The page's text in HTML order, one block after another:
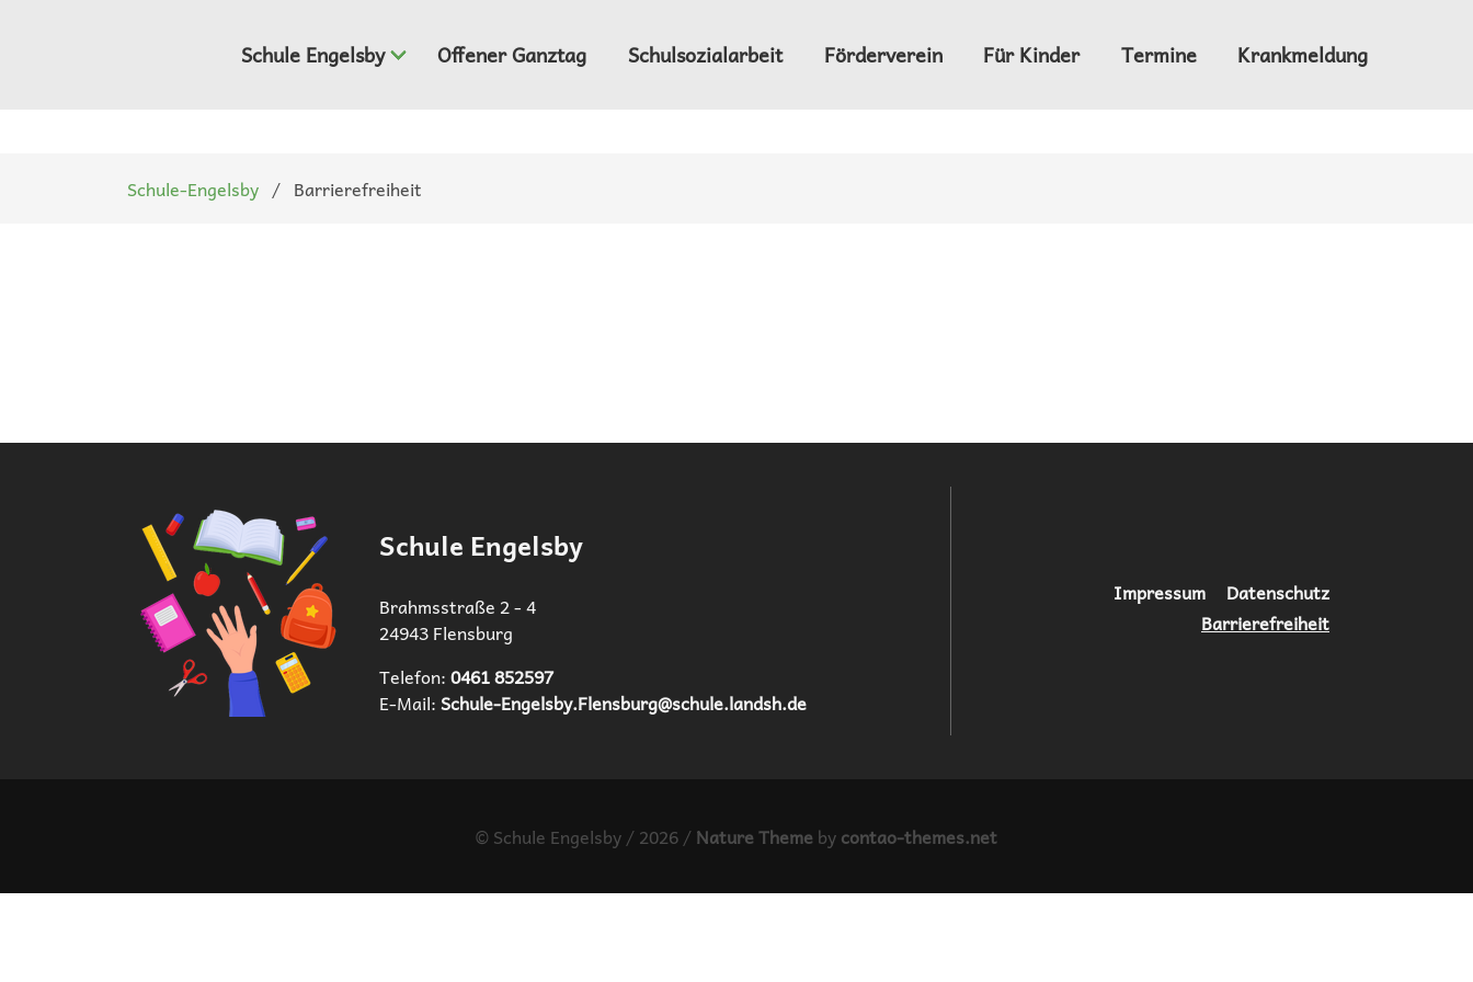
Schule Engelsby Offener Ganztag Schulsozialarbeit Förderverein Für Kinder Termine Krankmeldung
Schule-Engelsby Barrierefreiheit
Schule Engelsby
Brahmsstraße 2 - 4
24943 Flensburg
Telefon:0461 852597‬
E-Mail:Schule-Engelsby.Flensburg@schule.landsh.de
Impressum
Datenschutz
Barrierefreiheit
© Schule Engelsby / 2026 /Nature Theme bycontao-themes.net